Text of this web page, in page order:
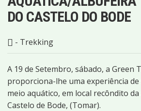
DO CASTELO DO BODE
- Trekking
A 19 de Setembro, sábado, a Green
proporciona-lhe uma experiência
meio aquático, em local recôndito
Castelo de Bode, (Tomar).